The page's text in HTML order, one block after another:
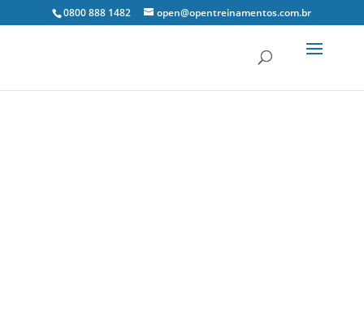
0800 888 1482 open@opentreinamentos.com.br